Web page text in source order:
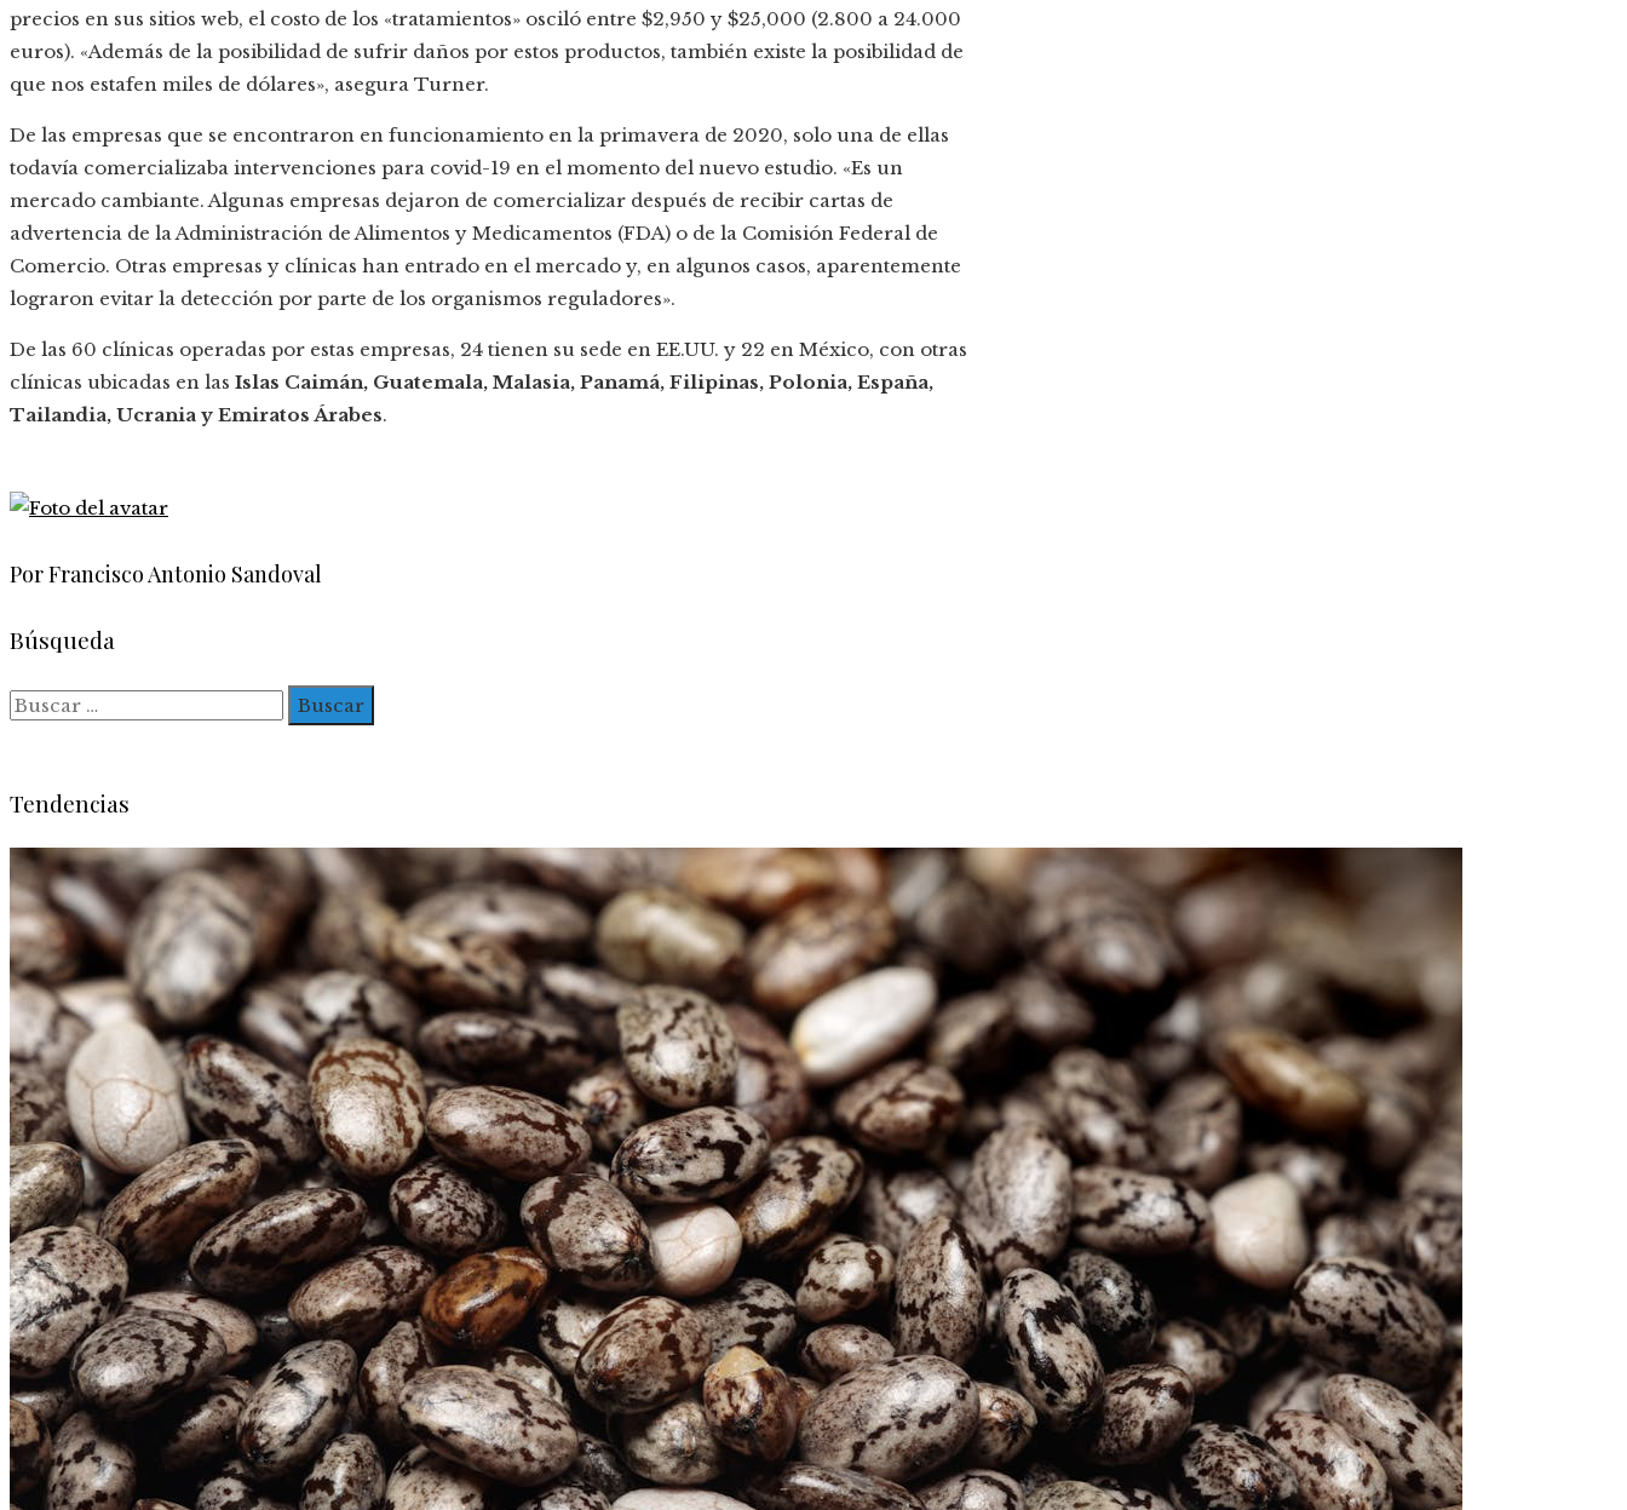
precios en sus sitios web, el costo de los «tratamientos» osciló entre $2,950 y $25,000 (2.800 a 24.000
euros). «Además de la posibilidad de sufrir daños por estos productos, también existe la posibilidad de
que nos estafen miles de dólares», asegura Turner.
De las empresas que se encontraron en funcionamiento en la primavera de 2020, solo una de ellas
todavía comercializaba intervenciones para covid-19 en el momento del nuevo estudio. «Es un
mercado cambiante. Algunas empresas dejaron de comercializar después de recibir cartas de
advertencia de la Administración de Alimentos y Medicamentos (FDA) o de la Comisión Federal de
Comercio. Otras empresas y clínicas han entrado en el mercado y, en algunos casos, aparentemente
lograron evitar la detección por parte de los organismos reguladores».
De las 60 clínicas operadas por estas empresas, 24 tienen su sede en EE.UU. y 22 en México, con otras
clínicas ubicadas en las Islas Caimán, Guatemala, Malasia, Panamá, Filipinas, Polonia, España,
Tailandia, Ucrania y Emiratos Árabes.
Por Francisco Antonio Sandoval
Búsqueda
Buscar:
Tendencias